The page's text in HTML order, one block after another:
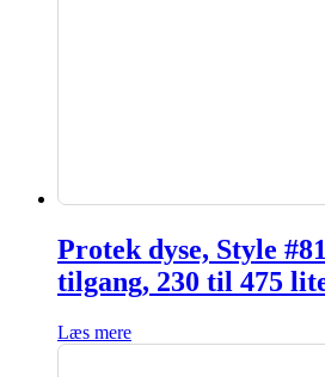
Protek dyse, Style
tilgang, 230 til 475
Læs mere